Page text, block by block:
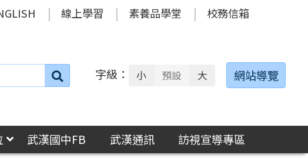
線上學習 素養品學堂 校務信箱
搜
字級： 小 預設 大 網站導覽
武漢國中FB 武漢通訊
訪視宣導專區